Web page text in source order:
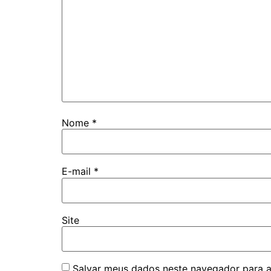
Nome *
E-mail *
Site
Salvar meus dados neste navegador para